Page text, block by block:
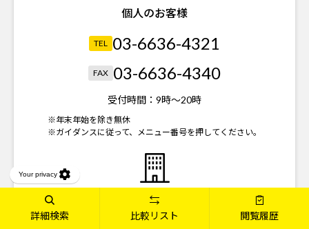
個人のお客様
TEL 03-6636-4321
FAX 03-6636-4340
受付時間： 9時～20時
※年末年始を除き無休
※ガイダンスに従って、メニュー番号を押してください。
法人のお客様
詳細検索 比較リスト 閲覧履歴